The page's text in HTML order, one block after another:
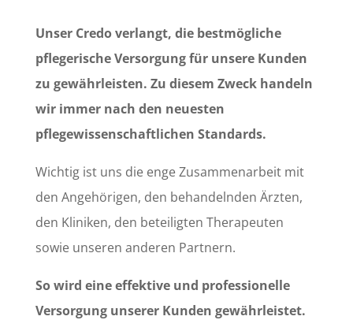
Unser Credo verlangt, die bestmögliche
pflegerische Versorgung für unsere Kunden
zu gewährleisten. Zu diesem Zweck handeln
wir immer nach den neuesten
pflegewissenschaftlichen Standards.
Wichtig ist uns die enge Zusammenarbeit mit
den Angehörigen, den behandelnden Ärzten,
den Kliniken, den beteiligten Therapeuten
sowie unseren anderen Partnern.
So wird eine effektive und professionelle
Versorgung unserer Kunden gewährleistet.